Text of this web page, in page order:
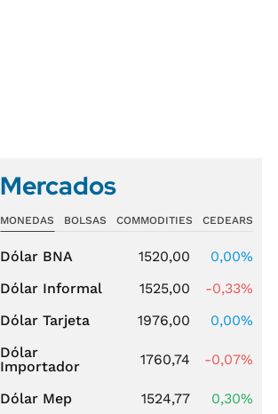
Mercados
MONEDAS BOLSAS COMMODITIES CEDEARS
Dólar BNA 1520,00
0,00%
Dólar Informal
1525,00
-0,33%
Dólar Tarjeta
1976,00
0,00%
Dólar
Importador
1760,74 -0,07%
Dólar Mep 1524,77
0,30%